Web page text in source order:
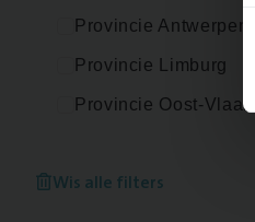
Provincie Antwerpen
Provincie Limburg
Provincie Oost-
Wis alle filters